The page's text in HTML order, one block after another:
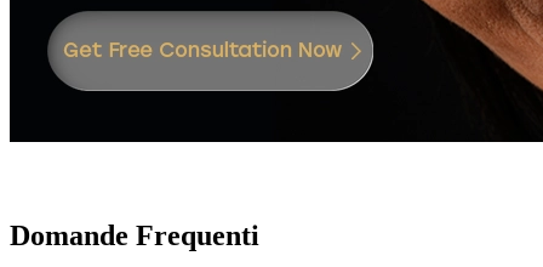
Domande Frequenti